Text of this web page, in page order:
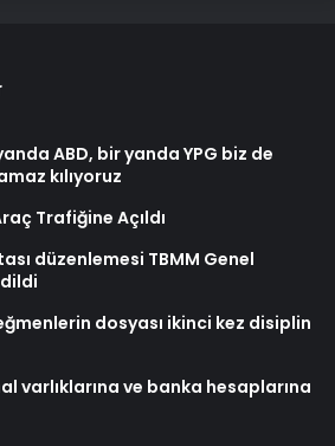
ABD, bir yanda YPG biz de
kılıyoruz
Trafiğine Açıldı
düzenlemesi TBMM Genel
dosyası ikinci kez disiplin
varlıklarına ve banka hesaplarına